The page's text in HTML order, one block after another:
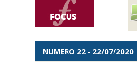
NUMERO 22 - 22/07/2020